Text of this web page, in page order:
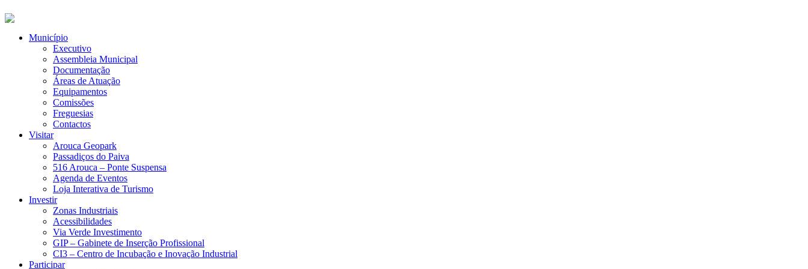
Município
Executivo
Assembleia Municipal
Documentação
Áreas de Atuação
Equipamentos
Comissões
Freguesias
Contactos
Visitar
Arouca Geopark
Passadiços do Paiva
516 Arouca – Ponte Suspensa
Agenda de Eventos
Loja Interativa de Turismo
Investir
Zonas Industriais
Acessibilidades
Via Verde Investimento
GIP – Gabinete de Inserção Profissional
CI3 – Centro de Incubação e Inovação Industrial
Participar